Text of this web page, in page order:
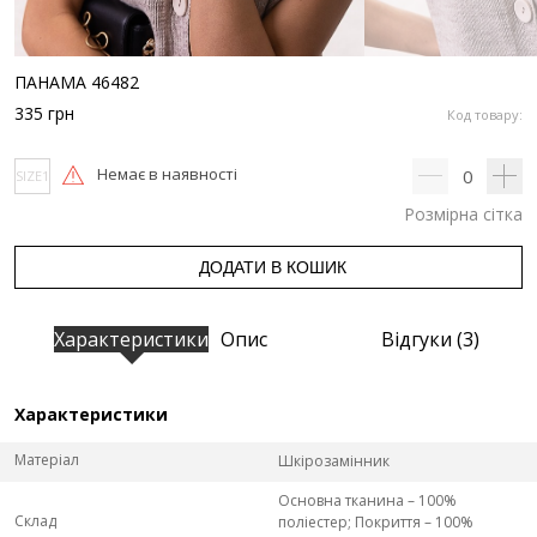
ПАНАМА 46482
Код товару:
335 грн
SIZE1 Немає в наявності 0
Розмірна сітка
ДОДАТИ В КОШИК
Характеристики Опис Відгуки (3)
Характеристики
Матеріал Шкірозамінник
Склад
Основна тканина – 100%
поліестер; Покриття – 100%